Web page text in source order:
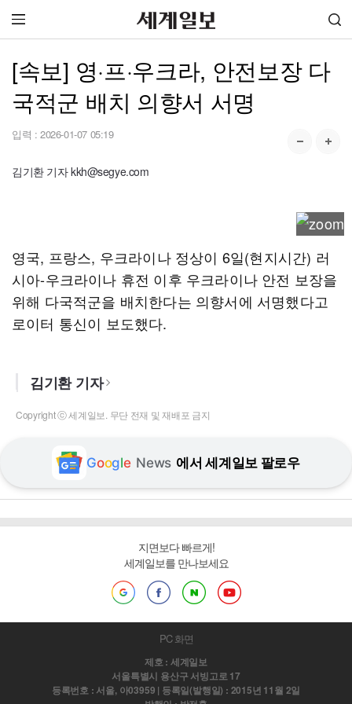
[속보] 영·프·우크라, 안전보장 다
국적군 배치 의향서 서명
입력 : 2026-01-07 05:19
김기환 기자 kkh@segye.com
영국, 프랑스, 우크라이나 정상이 6일(현지시간) 러
시아-우크라이나 휴전 이후 우크라이나 안전 보장을
위해 다국적군을 배치한다는 의향서에 서명했다고
로이터 통신이 보도했다.
김기환 기자
Copyright ⓒ 세계일보. 무단 전재 및 재배포 금지
Google News 에서 세계일보 팔로우
지면보다 빠르게!
세계일보를 만나보세요
PC 화면
제호 : 세계일보
서울특별시 용산구 서빙고로 17
등록번호 : 서울, 아03959 | 등록일(발행일) : 2015년 11월 2일